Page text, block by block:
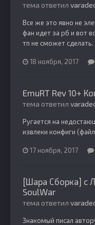
тема ответил
Все же это явно не
фан идет за рб и вот
тп не сможет сделать.
18 ноября, 2017
EmuRT Rev 10+
тема ответил
Ругается на
извлеки конфиги
17 ноября, 2017
[Шара Сборка] с
SoulWar
тема ответил
Знакомый писал